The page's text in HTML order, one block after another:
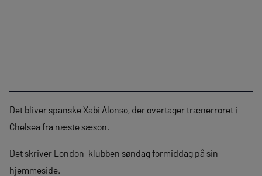
Det bliver spanske Xabi Alonso, der overtager trænerroret i
Chelsea fra næste sæson.
Det skriver London-klubben søndag formiddag på sin
hjemmeside.